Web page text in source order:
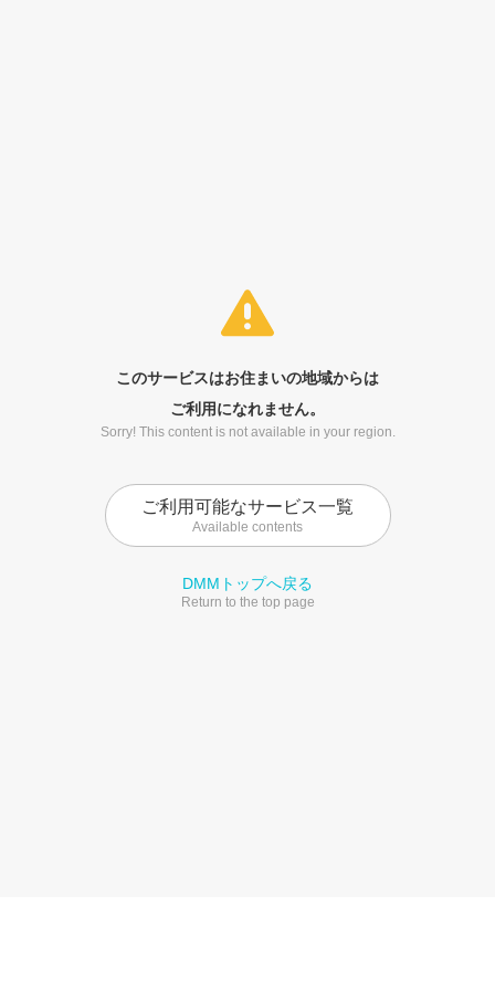
このサービスはお住まいの地域からは
ご利用になれません。
Sorry! This content is not available in your region.
ご利用可能なサービス一覧
Available contents
DMMトップへ戻る
Return to the top page